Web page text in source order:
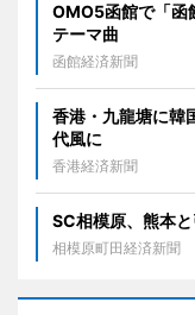
OMO5函館で「
テーマ曲
函館経済新聞
香港・九龍塘に
代風に
香港経済新聞
SC相模原、熊本
相模原町田経済新聞